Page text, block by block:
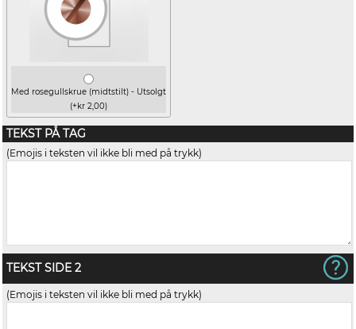
Med rosegullskrue (midtstilt) - Utsolgt
(+kr 2,00)
TEKST PÅ TAG
(Emojis i teksten vil ikke bli med på trykk)
TEKST SIDE 2
(Emojis i teksten vil ikke bli med på trykk)